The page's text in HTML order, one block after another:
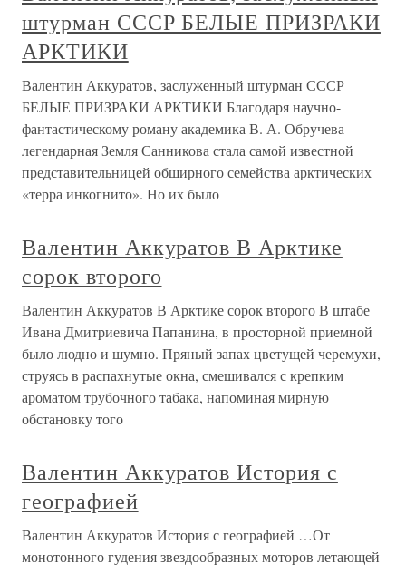
штурман СССР БЕЛЫЕ ПРИЗРАКИ
АРКТИКИ
Валентин Аккуратов, заслуженный штурман СССР
БЕЛЫЕ ПРИЗРАКИ АРКТИКИ Благодаря научно-
фантастическому роману академика В. А. Обручева
легендарная Земля Санникова стала самой известной
представительницей обширного семейства арктических
«терра инкогнито». Но их было
Валентин Аккуратов В Арктике
сорок второго
Валентин Аккуратов В Арктике сорок второго В штабе
Ивана Дмитриевича Папанина, в просторной приемной
было людно и шумно. Пряный запах цветущей черемухи,
струясь в распахнутые окна, смешивался с крепким
ароматом трубочного табака, напоминая мирную
обстановку того
Валентин Аккуратов История с
географией
Валентин Аккуратов История с географией …От
монотонного гудения звездообразных моторов летающей